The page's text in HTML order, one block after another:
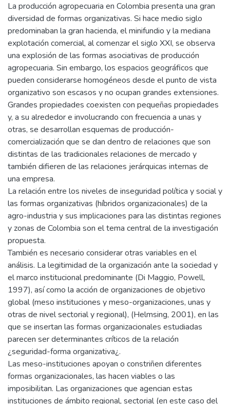
La producción agropecuaria en Colombia presenta una gran
diversidad de formas organizativas. Si hace medio siglo
predominaban la gran hacienda, el minifundio y la mediana
explotación comercial, al comenzar el siglo XXI, se observa
una explosión de las formas asociativas de producción
agropecuaria. Sin embargo, los espacios geográficos que
pueden considerarse homogéneos desde el punto de vista
organizativo son escasos y no ocupan grandes extensiones.
Grandes propiedades coexisten con pequeñas propiedades
y, a su alrededor e involucrando con frecuencia a unas y
otras, se desarrollan esquemas de producción-
comercialización que se dan dentro de relaciones que son
distintas de las tradicionales relaciones de mercado y
también difieren de las relaciones jerárquicas internas de
una empresa.
La relación entre los niveles de inseguridad política y social y
las formas organizativas (híbridos organizacionales) de la
agro-industria y sus implicaciones para las distintas regiones
y zonas de Colombia son el tema central de la investigación
propuesta.
También es necesario considerar otras variables en el
análisis. La legitimidad de la organización ante la sociedad y
el marco institucional predominante (Di Maggio, Powell,
1997), así como la acción de organizaciones de objetivo
global (meso instituciones y meso-organizaciones, unas y
otras de nivel sectorial y regional), (Helmsing, 2001), en las
que se insertan las formas organizacionales estudiadas
parecen ser determinantes críticos de la relación
¿seguridad-forma organizativa¿.
Las meso-instituciones apoyan o constriñen diferentes
formas organizacionales, las hacen viables o las
imposibilitan. Las organizaciones que agencian estas
instituciones de ámbito regional, sectorial (en este caso del